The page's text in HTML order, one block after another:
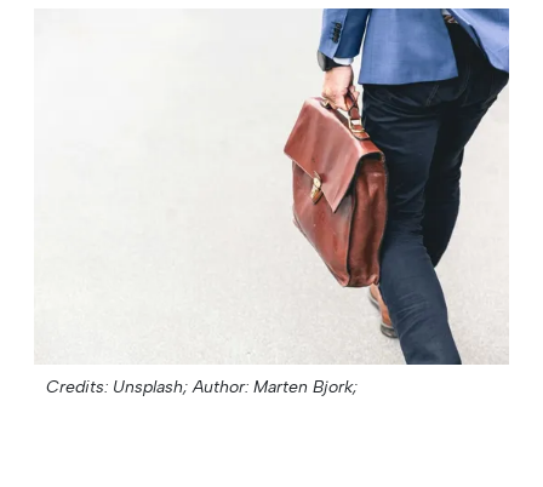
Credits: Unsplash; Author: Marten Bjork;